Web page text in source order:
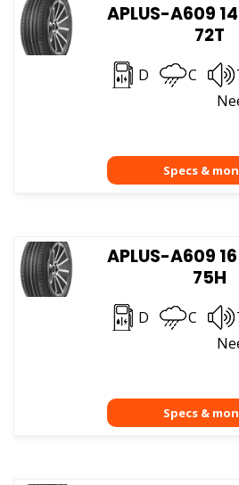
APLUS-A609
72T
D C
APLUS-A609
75H
D C